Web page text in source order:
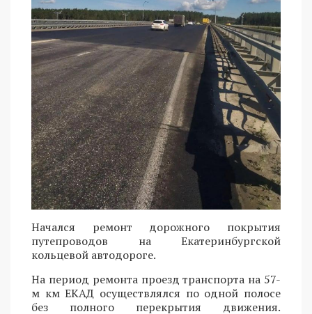
Начался ремонт дорожного покрытия
путепроводов на Екатеринбургской
кольцевой автодороге.
На период ремонта проезд транспорта на 57-
м км ЕКАД осуществлялся по одной полосе
без полного перекрытия движения.